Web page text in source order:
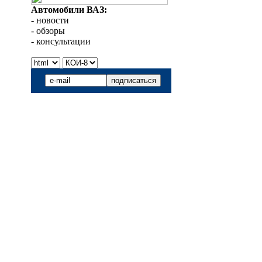
Автомобили ВАЗ:
- новости
- обзоры
- консультации